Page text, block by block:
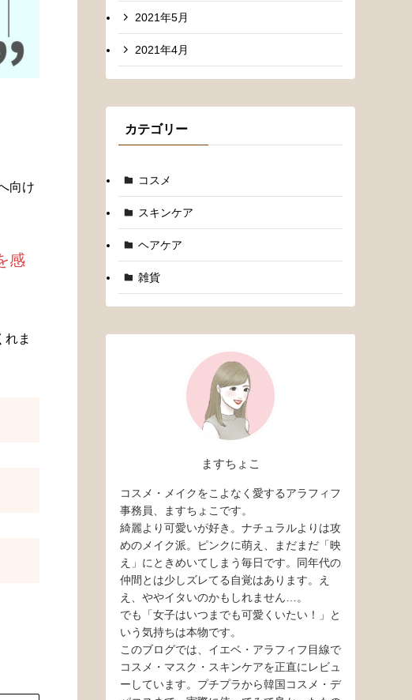
向け
感
ま
2021年5月
2021年4月
カテゴリー
コスメ
スキンケア
ヘアケア
雑貨
ますちょこ
コスメ・メイクをこよなく愛するアラフィフ
事務員、ますちょこです。
綺麗より可愛いが好き。ナチュラルよりは攻
めのメイク派。ピンクに萌え、まだまだ「映
え」にときめいてしまう毎日です。同年代の
仲間とは少しズレてる自覚はあります。え
え、ややイタいのかもしれません…。
でも「女子はいつまでも可愛くいたい！」と
いう気持ちは本物です。
このブログでは、イエベ・アラフィフ目線で
コスメ・マスク・スキンケアを正直にレビュ
ーしています。プチプラから韓国コスメ・デ